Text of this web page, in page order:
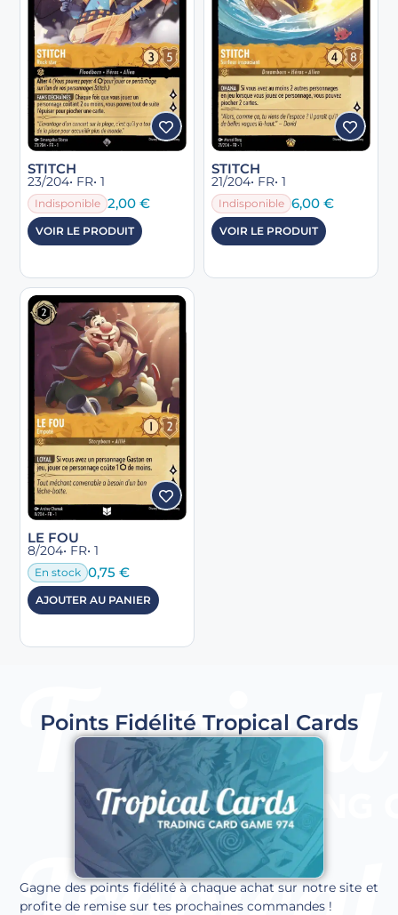
STITCH
23/204• FR• 1
Indisponible 2,00€
VOIR LE PRODUIT
STITCH
21/204• FR• 1
Indisponible 6,00 €
VOIR LE PRODUIT
LE FOU
8/204• FR• 1
En stock 0,75€
AJOUTER AU PANIER
Points Fidélité Tropical Cards
Gagne des points fidélité à chaque achat sur notre site et
profite de remise sur tes prochaines commandes !